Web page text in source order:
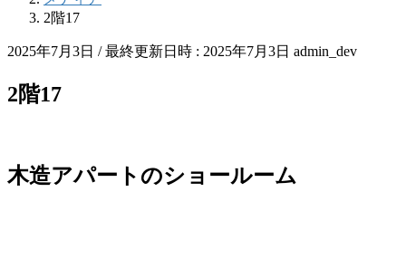
2階17
2025年7月3日 / 最終更新日時 : 2025年7月3日 admin_dev
2階17
木造アパートのショールーム